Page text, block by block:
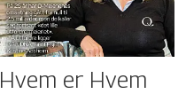
Hvem er Hvem